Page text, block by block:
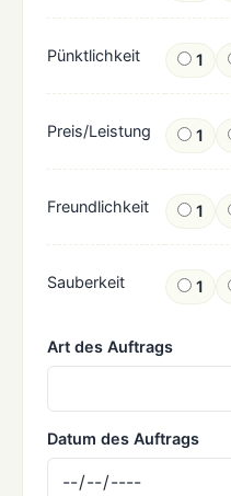
Pünktlichkeit 1
Preis/Leistung 1
Freundlichkeit 1
Sauberkeit 1
Art des Auftrags
Datum des Auftrags